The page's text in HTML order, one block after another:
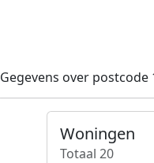
Gegevens over postcode
Woningen
Totaal 20